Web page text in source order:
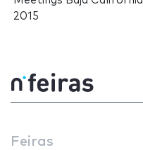
2015
Feiras